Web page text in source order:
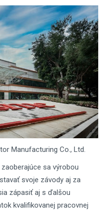
Manufacturing Co., Ltd.
sa výrobou
svoje závody aj za
zápasiť aj s ďalšou
kvalifikovanej pracovnej